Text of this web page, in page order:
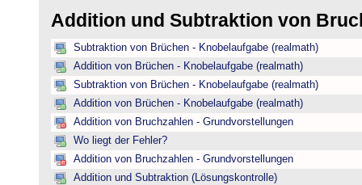
Addition und Subtraktion von
Subtraktion von Brüchen - Knobelaufgabe (realmath)
Addition von Brüchen - Knobelaufgabe (realmath)
Subtraktion von Brüchen - Knobelaufgabe (realmath)
Addition von Brüchen - Knobelaufgabe (realmath)
Addition von Bruchzahlen - Grundvorstellungen
Wo liegt der Fehler?
Addition von Bruchzahlen - Grundvorstellungen
Addition und Subtraktion (Lösungskontrolle)